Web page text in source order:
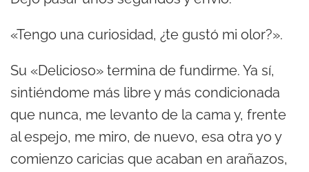
«Tengo una curiosidad, ¿te gustó mi olor?».
Su «Delicioso» termina de fundirme. Ya sí,
sintiéndome más libre y más condicionada
que nunca, me levanto de la cama y, frente
al espejo, me miro, de nuevo, esa otra yo y
comienzo caricias que acaban en arañazos,